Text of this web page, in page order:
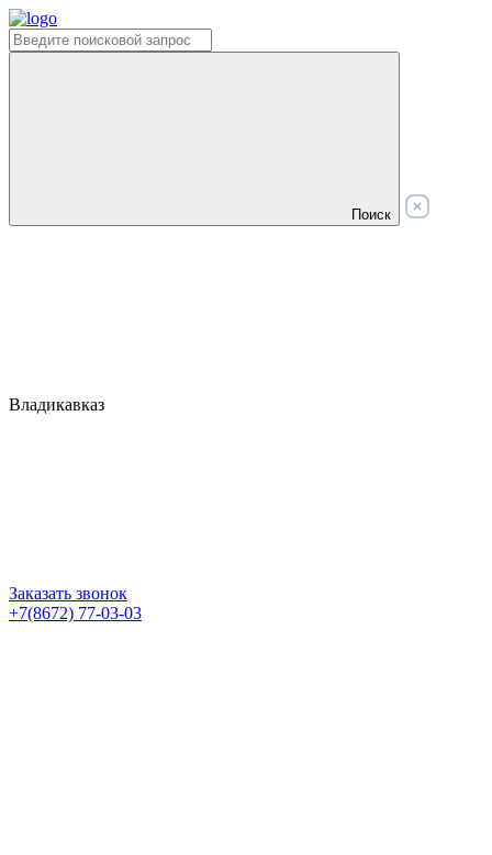
Поиск
Владикавказ
Заказать звонок
+7(8672) 77-03-03